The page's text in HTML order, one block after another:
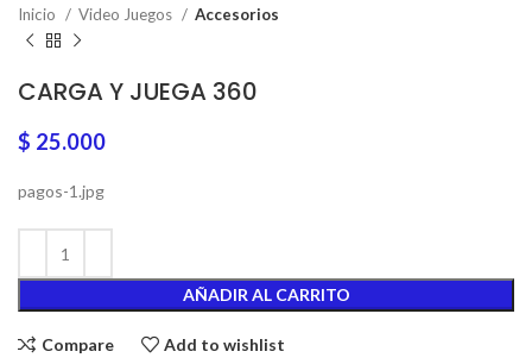
Inicio Video Juegos Accesorios
CARGA Y JUEGA 360
$ 25.000
pagos-1.jpg
AÑADIR AL CARRITO
Compare Add to wishlist